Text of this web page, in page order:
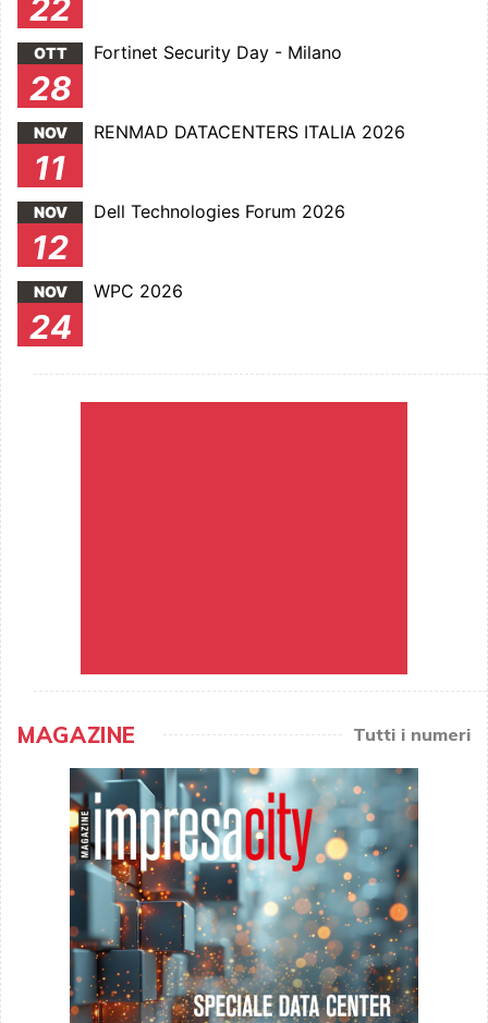
22
OTT
28
Fortinet Security Day - Milano
NOV
11
RENMAD DATACENTERS ITALIA 2026
NOV
12
Dell Technologies Forum 2026
NOV
24
WPC 2026
MAGAZINE Tutti i numeri